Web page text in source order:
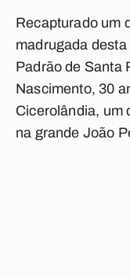
Recapturado um
madrugada
Padrão de Santa
Nascimento, 30
Cicerolândia, um
na grande João